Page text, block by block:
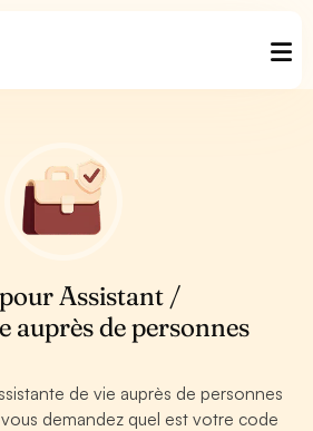
Assistant /
auprès de personnes
de vie auprès de personnes
demandez quel est votre code